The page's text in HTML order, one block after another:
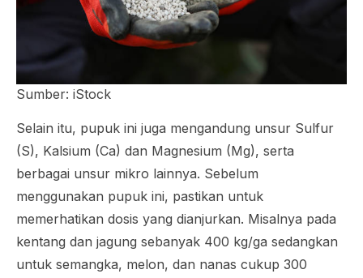
Sumber: iStock
Selain itu, pupuk ini juga mengandung unsur Sulfur
(S), Kalsium (Ca) dan Magnesium (Mg), serta
berbagai unsur mikro lainnya. Sebelum
menggunakan pupuk ini, pastikan untuk
memerhatikan dosis yang dianjurkan. Misalnya pada
kentang dan jagung sebanyak 400 kg/ga sedangkan
untuk semangka, melon, dan nanas cukup 300